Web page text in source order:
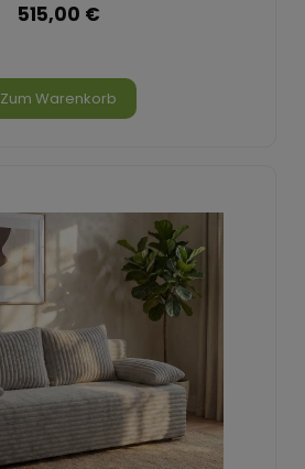
515,00 €
Zum Warenkorb